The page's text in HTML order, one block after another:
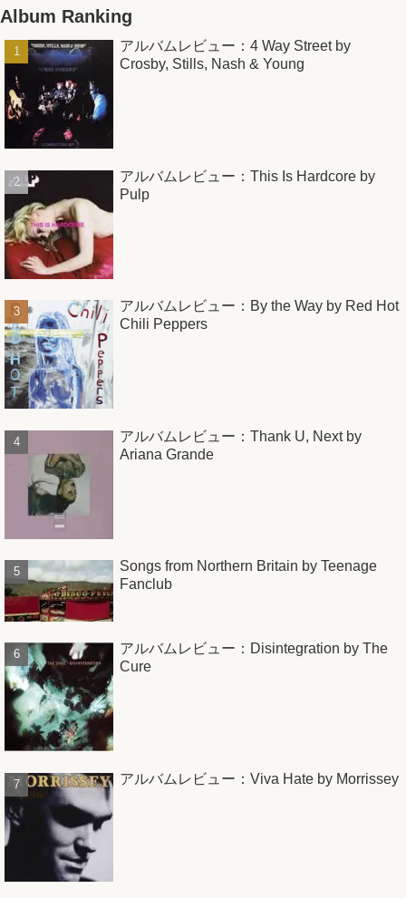
Album Ranking
アルバムレビュー：4 Way Street by
Crosby, Stills, Nash & Young
アルバムレビュー：This Is Hardcore by
Pulp
アルバムレビュー：By the Way by Red Hot
Chili Peppers
アルバムレビュー：Thank U, Next by
Ariana Grande
Songs from Northern Britain by Teenage
Fanclub
アルバムレビュー：Disintegration by The
Cure
アルバムレビュー：Viva Hate by Morrissey